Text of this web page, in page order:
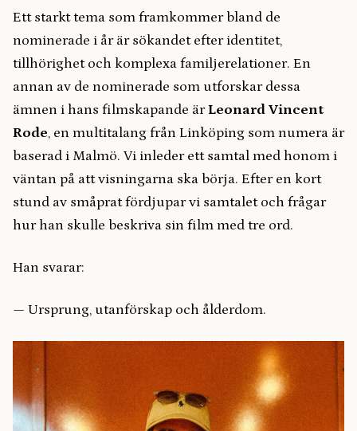
Ett starkt tema som framkommer bland de
nominerade i år är sökandet efter identitet,
tillhörighet och komplexa familjerelationer. En
annan av de nominerade som utforskar dessa
ämnen i hans filmskapande ärLeonard Vincent
Rode, en multitalang från Linköping som numera är
baserad i Malmö. Vi inleder ett samtal med honom i
väntan på att visningarna ska börja. Efter en kort
stund av småprat fördjupar vi samtalet och frågar
hur han skulle beskriva sin film med tre ord.
Han svarar:
— Ursprung, utanförskap och ålderdom.